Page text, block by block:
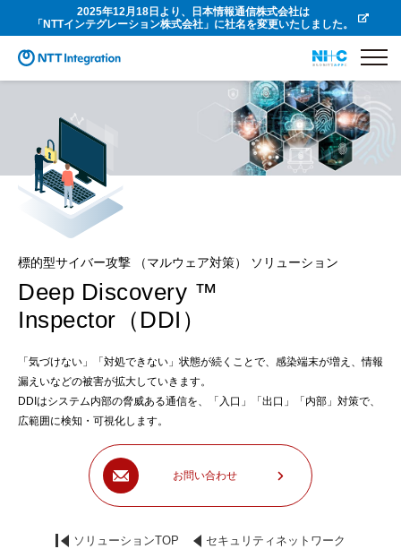
2025年12月18日より、日本情報通信株式会社は
「NTTインテグレーション株式会社」に社名を変更いたしました。
標的型サイバー攻撃 （マルウェア対策） ソリューション
Deep Discovery ™
Inspector（DDI）
「気づけない」「対処できない」状態が続くことで、感染端末が増え、情報
漏えいなどの被害が拡大していきます。
DDIはシステム内部の脅威ある通信を、「入口」「出口」「内部」対策で、
広範囲に検知・可視化します。
お問い合わせ
ソリューションTOP セキュリティネットワーク